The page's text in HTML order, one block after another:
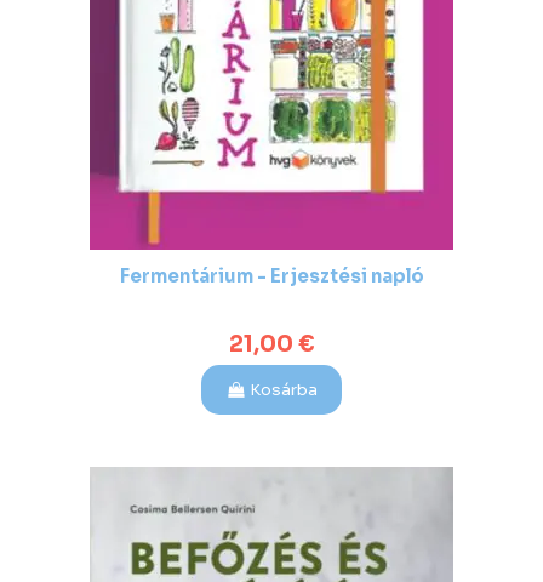
Fermentárium - Erjesztési napló
21,00 €
Kosárba